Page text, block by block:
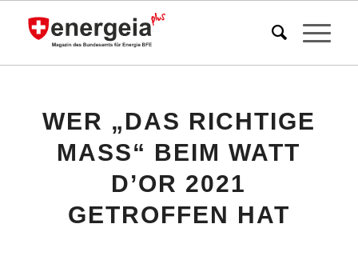
WER „DAS RICHTIGE
MASS“ BEIM WATT
D’OR 2021
GETROFFEN HAT